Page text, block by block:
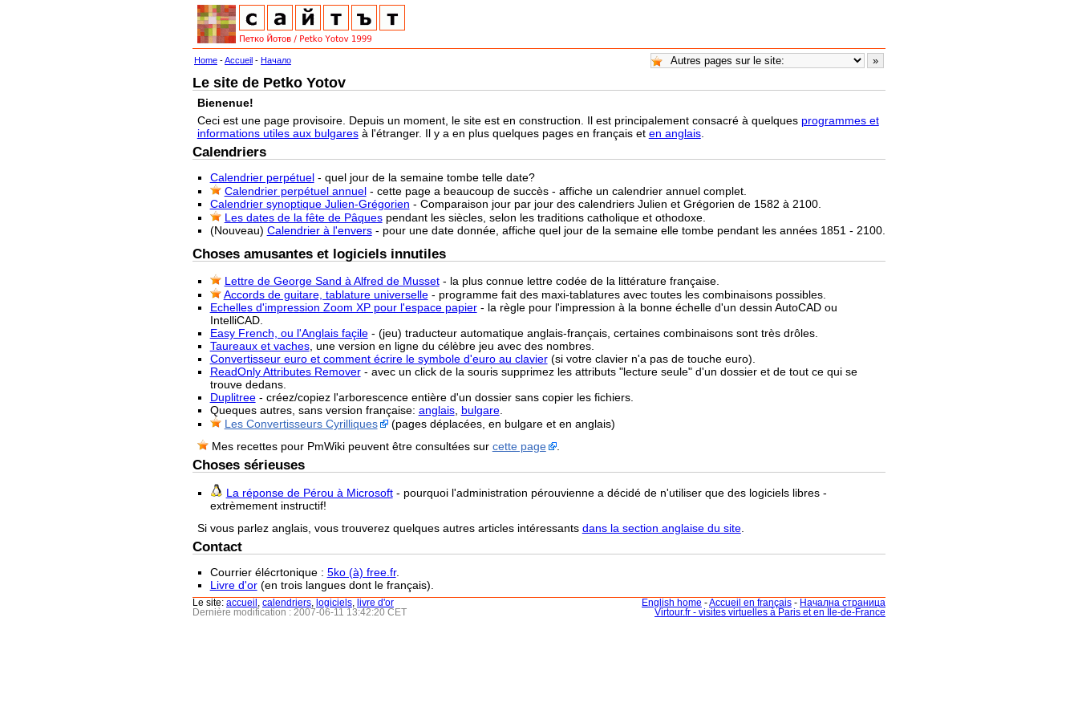
Home -Accueil - Начало
Le site de Petko Yotov
Bienenue!
Ceci est une page provisoire. Depuis un moment, le site est en construction. Il est principalement consacré à quelques programmes et
informations utiles aux bulgaresà l'étranger. Il y a en plus quelques pages en français et en anglais.
Calendriers
Calendrier perpétuel- quel jour de la semaine tombe telle date?
Calendrier perpétuel annuel- cette page a beaucoup de succès - affiche un calendrier annuel complet.
Calendrier synoptique Julien-Grégorien - Comparaison jour par jour des calendriers Julien et Grégorien de 1582 à 2100.
Les dates de la fête de Pâquespendant les siècles, selon les traditions catholique et othodoxe.
(Nouveau) Calendrier à l'envers- pour une date donnée, affiche quel jour de la semaine elle tombe pendant les années 1851 - 2100.
Choses amusantes et logiciels innutiles
Lettre de George Sand à Alfred de Musset- la plus connue lettre codée de la littérature française.
Accords de guitare, tablature universelle- programme fait des maxi-tablatures avec toutes les combinaisons possibles.
Echelles d'impression Zoom XP pour l'espace papier- la règle pour l'impression à la bonne échelle d'un dessin AutoCAD ou
IntelliCAD.
Easy French, ou l'Anglais façile- (jeu) traducteur automatique anglais-français, certaines combinaisons sont très drôles.
Taureaux et vaches, une version en ligne du célèbre jeu avec des nombres.
Convertisseur euro et comment écrire le symbole d'euro au clavier(si votre clavier n'a pas de touche euro).
ReadOnly Attributes Remover- avec un click de la souris supprimez les attributs "lecture seule" d'un dossier et de tout ce qui se
trouve dedans.
Duplitree- créez/copiez l'arborescence entière d'un dossier sans copier les fichiers.
Queques autres, sans version française: anglais, bulgare.
Les Convertisseurs Cyrilliques
(pages déplacées, en bulgare et en anglais)
Mes recettes pour PmWiki peuvent être consultées sur cette page .
Choses sérieuses
La réponse de Pérou à Microsoft- pourquoi l'administration pérouvienne a décidé de n'utiliser que des logiciels libres -
extrèmement instructif!
Si vous parlez anglais, vous trouverez quelques autres articles intéressants dans la section anglaise du site.
Contact
Courrier élécrtonique : 5ko (à) free.fr.
Livre d'or(en trois langues dont le français).
Le site: accueil calendriers logiciels
livre d'or
Dernière modification : 2007-06-11 13:42:20 CET
English home -Accueil en français - Начална страница
Virtour.fr - visites virtuelles à Paris et en Ile-de-France